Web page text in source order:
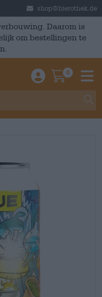
shop@bierothek.de
Daarom is
om bestellingen te
Einloggen /
0